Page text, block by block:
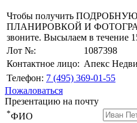
Чтобы получить
ПЛАНИРОВКОЙ И
звоните. Высылаем в течение
Лот №:
1087398
Контактное лицо: Апекс
Телефон: 7 (495) 369-01-55
Пожаловаться
Презентацию на почту
*ФИО